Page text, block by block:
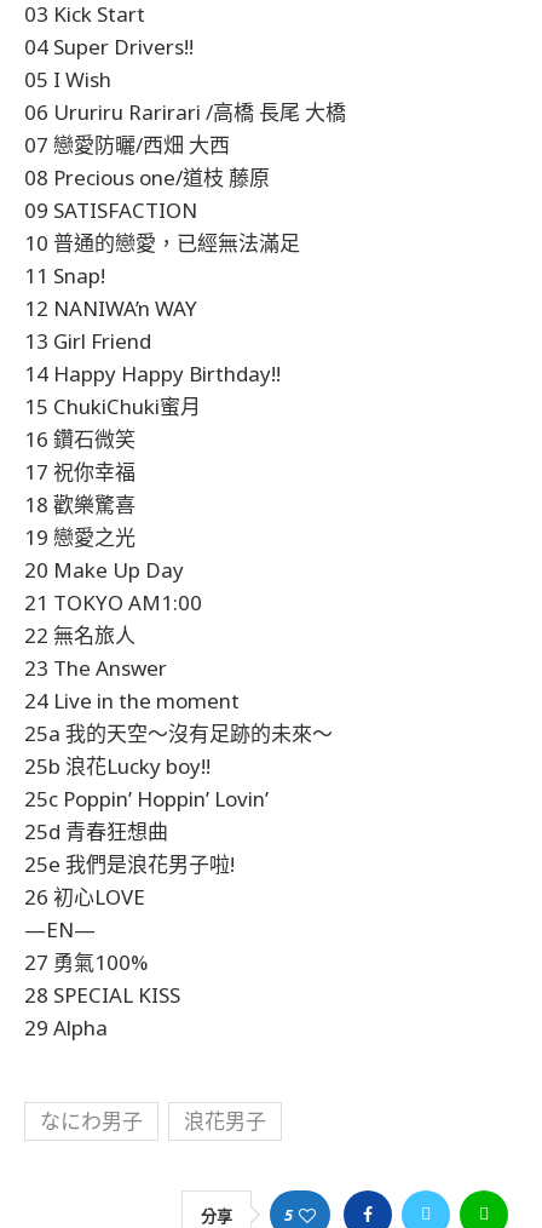
03 Kick Start
04 Super Drivers!!
05 I Wish
06 Ururiru Rarirari /高橋 長尾 大橋
07 戀愛防曬/西畑 大西
08 Precious one/道枝 藤原
09 SATISFACTION
10 普通的戀愛，已經無法滿足
11 Snap!
12 NANIWA’n WAY
13 Girl Friend
14 Happy Happy Birthday!!
15 ChukiChuki蜜月
16 鑽石微笑
17 祝你幸福
18 歡樂驚喜
19 戀愛之光
20 Make Up Day
21 TOKYO AM1:00
22 無名旅人
23 The Answer
24 Live in the moment
25a 我的天空〜沒有足跡的未來〜
25b 浪花Lucky boy!!
25c Poppin’ Hoppin’ Lovin’
25d 青春狂想曲
25e 我們是浪花男子啦!
26 初心LOVE
—EN—
27 勇氣100%
28 SPECIAL KISS
29 Alpha
なにわ男子 浪花男子
分享 5